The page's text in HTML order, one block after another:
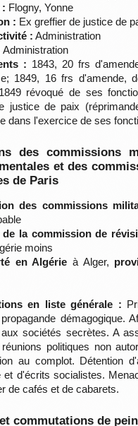
: Flogny, Yonne
: Ex greffier de justice de
: Administration
Administration
: 1843, 20 frs
1849, 16 frs d'amende,
révoqué de ses
justice de paix
dans l'exercice de ses
des commissions
et des
de Paris
des commissions
de la commission de
moins
en Algérie à Alger,
en liste générale :
démagogique.
aux sociétés secrètes. A
politiques non
au complot. Détention
et d'écrits socialistes.
de cafés et de cabarets.
commutations de